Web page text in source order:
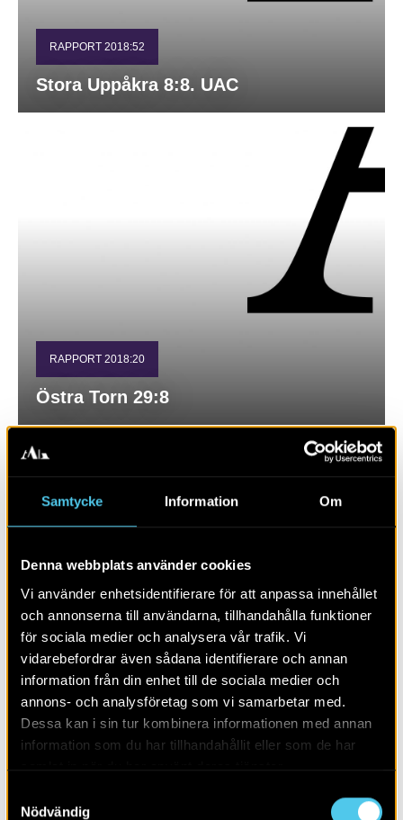
Samtycke Information Om
Denna webbplats använder cookies
Vi använder enhetsidentifierare för att anpassa innehållet
och annonserna till användarna, tillhandahålla funktioner
för sociala medier och analysera vår trafik. Vi
vidarebefordrar även sådana identifierare och annan
information från din enhet till de sociala medier och
annons- och analysföretag som vi samarbetar med.
Dessa kan i sin tur kombinera informationen med annan
information som du har tillhandahållit eller som de har
Nödvändig
RAPPORT 2018:52
Stora Uppåkra 8:8. UAC
RAPPORT 2018:20
Östra Torn 29:8
RAPPORT 2018:89
Stångby 5:28